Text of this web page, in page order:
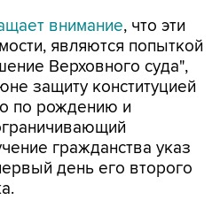
внимание, что эти
являются попыткой
Верховного суда",
защиту конституцией
по рождению и
гражданства указ
день его второго